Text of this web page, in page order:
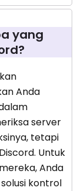
yang
Anda
server
tetapi
Untuk
Anda
kontrol